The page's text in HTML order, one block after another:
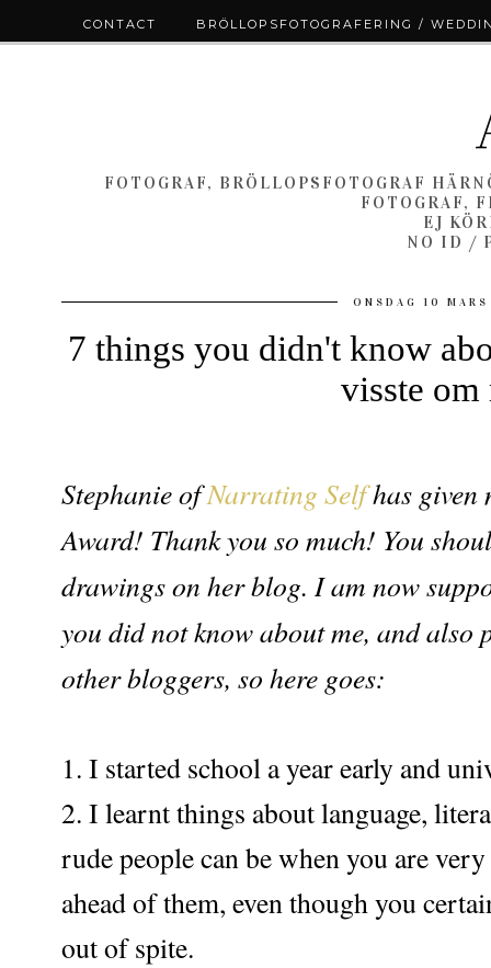
FOTOGRAF, BRÖLLOPSFOTOGRAF
FOTOGRAF,
EJ
NO ID /
ONSDAG 10
7 things you didn't know
visste
Stephanie ofNarrating Selfhas given
Award! Thank you so much! You
drawings on her blog. I am now
you did not know about me, and also
other bloggers, so here goes:
1. I started school a year early and
2. I learnt things about language,
rude people can be when you are
ahead of them, even though you
out of spite.
CONTACT BRÖLLOPSFOTOGRAFERING /